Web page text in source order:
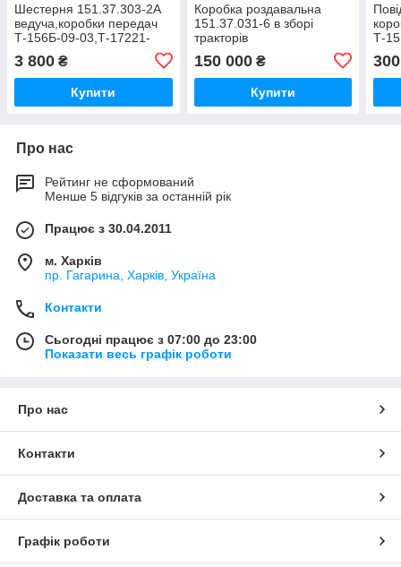
Шестерня 151.37.303-2А
ведуча,коробки передач
Т-156Б-09-03,Т-17221-
06,ХТЗ-181, ХТЗ-150К-09-
25
3 800 ₴
Купити
Коробка роздавальна
151.37.031-6 в зборі
тракторів
Т-151,Т-156,Т-17221,Т-17021,Т-
243К
150 000₴
Купити
Т-
300
Про нас
Рейтинг не сформований
Менше 5 відгуків за останній рік
Працює з 30.04.2011
м. Харків
пр. Гагарина, Харків, Україна
Контакти
Сьогодні працює з 07:00 до 23:00
Показати весь графік роботи
Про нас
Контакти
Доставка та оплата
Графік роботи